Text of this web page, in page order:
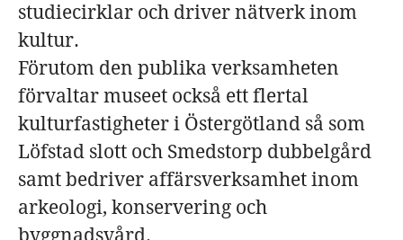
studiecirklar och driver nätverk inom
kultur.
Förutom den publika verksamheten
förvaltar museet också ett flertal
kulturfastigheter i Östergötland så som
Löfstad slott och Smedstorp dubbelgård
samt bedriver affärsverksamhet inom
arkeologi, konservering och
byggnadsvård.